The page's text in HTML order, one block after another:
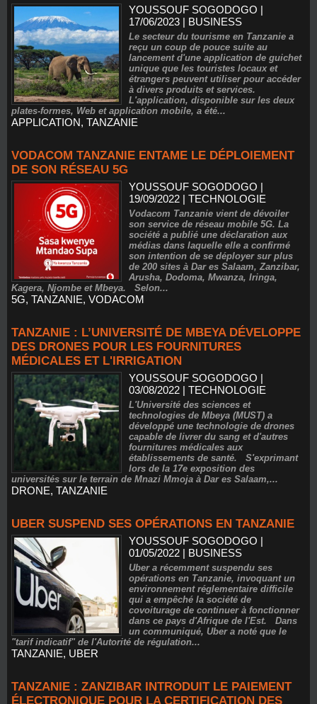
YOUSSOUF SOGODOGO |
17/06/2023 | BUSINESS
Le secteur du tourisme en Tanzanie a
reçu un coup de pouce suite au
lancement d'une application de guichet
unique que les touristes locaux et
étrangers peuvent utiliser pour accéder
à divers produits et services.
L'application, disponible sur les deux
plates-formes, Web et application mobile, a été...
APPLICATION, TANZANIE
VODACOM TANZANIE ENTAME LE DÉPLOIEMENT
DE SON RÉSEAU 5G
YOUSSOUF SOGODOGO |
19/09/2022 |TECHNOLOGIE
Vodacom Tanzanie vient de dévoiler
son service de réseau mobile 5G. La
société a publié une déclaration aux
médias dans laquelle elle a confirmé
son intention de se déployer sur plus
de 200 sites à Dar es Salaam, Zanzibar,
Arusha, Dodoma, Mwanza, Iringa,
Kagera, Njombe et Mbeya. Selon...
5G, TANZANIE, VODACOM
TANZANIE : L’UNIVERSITÉ DE MBEYA DÉVELOPPE
DES DRONES POUR LES FOURNITURES
MÉDICALES ET L'IRRIGATION
YOUSSOUF SOGODOGO |
03/08/2022 |TECHNOLOGIE
L'Université des sciences et
technologies de Mbeya (MUST) a
développé une technologie de drones
capable de livrer du sang et d'autres
fournitures médicales aux
établissements de santé. S'exprimant
lors de la 17e exposition des
universités sur le terrain de Mnazi Mmoja à Dar es Salaam,...
DRONE, TANZANIE
UBER SUSPEND SES OPÉRATIONS EN TANZANIE
YOUSSOUF SOGODOGO |
01/05/2022 | BUSINESS
Uber a récemment suspendu ses
opérations en Tanzanie, invoquant un
environnement réglementaire difficile
qui a empêché la société de
covoiturage de continuer à fonctionner
dans ce pays d'Afrique de l'Est. Dans
un communiqué, Uber a noté que le
"tarif indicatif" de l'Autorité de régulation...
TANZANIE, UBER
TANZANIE : ZANZIBAR INTRODUIT LE PAIEMENT
ÉLECTRONIQUE POUR LA CERTIFICATION DES